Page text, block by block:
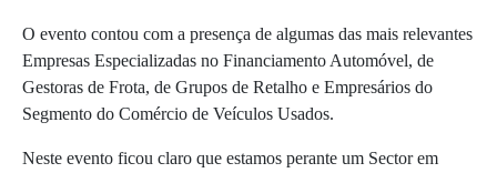
O evento contou com a presença de algumas das mais relevantes
Empresas Especializadas no Financiamento Automóvel, de
Gestoras de Frota, de Grupos de Retalho e Empresários do
Segmento do Comércio de Veículos Usados.
Neste evento ficou claro que estamos perante um Sector em